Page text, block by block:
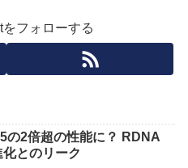
フォローする
の2倍超の性能に？ RDNA
とのリーク